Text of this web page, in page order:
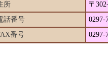
所
〒
話番号
0297-
番号
0297-